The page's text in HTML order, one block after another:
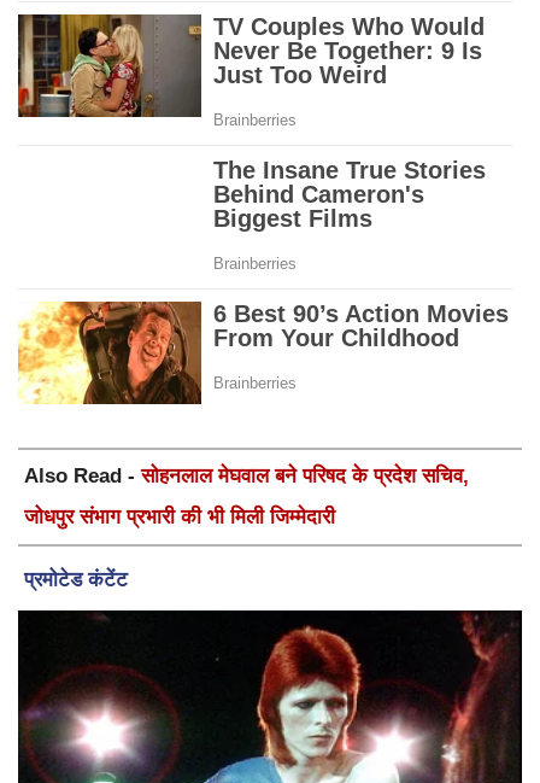
Also Read -सोहनलाल मेघवाल बने परिषद के प्रदेश सचिव,
जोधपुर संभाग प्रभारी की भी मिली जिम्मेदारी